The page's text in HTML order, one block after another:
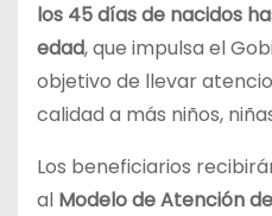
los 45 días de nacidos
edad, que impulsa el
objetivo de llevar
calidad a más niños,
Los beneficiarios
al Modelo de Atención